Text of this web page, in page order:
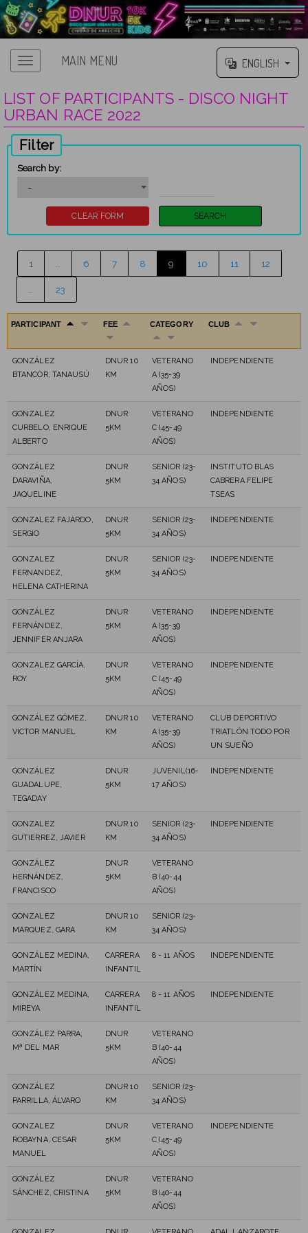
MAIN MENU ENGLISH
LIST OF PARTICIPANTS - DISCO NIGHT
URBAN RACE 2022
Filter
Search by:
1 6 7 8 9 10 11 12
23
PARTICIPANT FEE CATEGORY CLUB
GONZÁLEZ
BTANCOR, TANAUSÚ
DNUR 10
KM
VETERANO
A (35-39
AÑOS)
INDEPENDIENTE
GONZALEZ
CURBELO, ENRIQUE
ALBERTO
DNUR
5KM
VETERANO
C (45-49
AÑOS)
INDEPENDIENTE
GONZÁLEZ
DARAVIÑA,
JAQUELINE
DNUR
5KM
SENIOR (23-
34 AÑOS)
INSTITUTO BLAS
CABRERA FELIPE
TSEAS
GONZALEZ FAJARDO,
SERGIO
DNUR
5KM
SENIOR (23-
34 AÑOS)
INDEPENDIENTE
GONZALEZ
FERNANDEZ,
HELENA CATHERINA
DNUR
5KM
SENIOR (23-
34 AÑOS)
INDEPENDIENTE
GONZÁLEZ
FERNÁNDEZ,
JENNIFER ANJARA
DNUR
5KM
VETERANO
A (35-39
AÑOS)
INDEPENDIENTE
GONZALEZ GARCÍA,
ROY
DNUR
5KM
VETERANO
C (45-49
AÑOS)
INDEPENDIENTE
GONZÁLEZ GÓMEZ,
VICTOR MANUEL
DNUR 10
KM
VETERANO
A (35-39
AÑOS)
CLUB DEPORTIVO
TRIATLÓN TODO POR
UN SUEÑO
GONZÁLEZ
GUADALUPE,
TEGADAY
DNUR
5KM
JUVENIL(16-
17 AÑOS)
INDEPENDIENTE
GONZALEZ
GUTIERREZ, JAVIER
DNUR 10
KM
SENIOR (23-
34 AÑOS)
INDEPENDIENTE
GONZÁLEZ
HERNÁNDEZ,
FRANCISCO
DNUR
5KM
VETERANO
B (40-44
AÑOS)
GONZALEZ
MARQUEZ, GARA
DNUR 10
KM
SENIOR (23-
34 AÑOS)
GONZÁLEZ MEDINA,
MARTÍN
CARRERA
INFANTIL
8 - 11 AÑOS INDEPENDIENTE
GONZÁLEZ MEDINA,
MIREYA
CARRERA
INFANTIL
8 - 11 AÑOS INDEPENDIENTE
GONZÁLEZ PARRA,
Mª DEL MAR
DNUR
5KM
VETERANO
B (40-44
AÑOS)
GONZÁLEZ
PARRILLA, ÁLVARO
DNUR 10
KM
SENIOR (23-
34 AÑOS)
GONZALEZ
ROBAYNA, CESAR
MANUEL
DNUR
5KM
VETERANO
C (45-49
AÑOS)
INDEPENDIENTE
GONZÁLEZ
SÁNCHEZ, CRISTINA
DNUR
5KM
VETERANO
B (40-44
AÑOS)